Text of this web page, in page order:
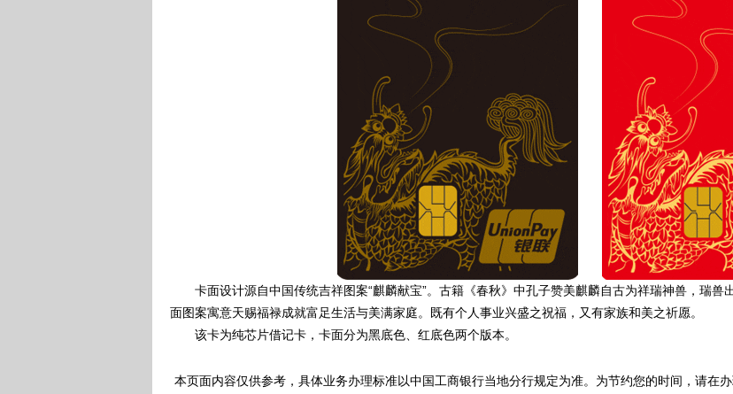
卡面设计源自中国传统吉祥图案“麒麟献宝”。古籍《春秋》中孔子赞美麒麟自古为祥瑞神兽，瑞兽
面图案寓意天赐福禄成就富足生活与美满家庭。既有个人事业兴盛之祝福，又有家族和美之祈愿。
该卡为纯芯片借记卡，卡面分为黑底色、红底色两个版本。
本页面内容仅供参考，具体业务办理标准以中国工商银行当地分行规定为准。为节约您的时间，请在